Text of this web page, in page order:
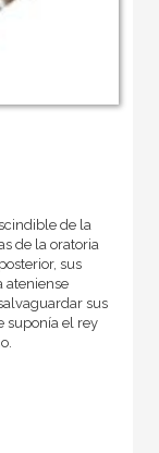
de la
de la oratoria
sus
ateniense
sus
suponía el rey